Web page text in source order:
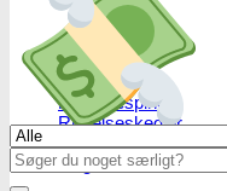
Røgelse
Røgelsespinde
Røgelseskegler
Salviebundter
Røgelsesholdere
Se alle tilbud her
Søg
efter: